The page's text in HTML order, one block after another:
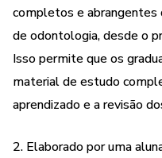
completos e abrangentes
de odontologia, desde o
Isso permite que os
material de estudo
aprendizado e a revisão
2. Elaborado por uma